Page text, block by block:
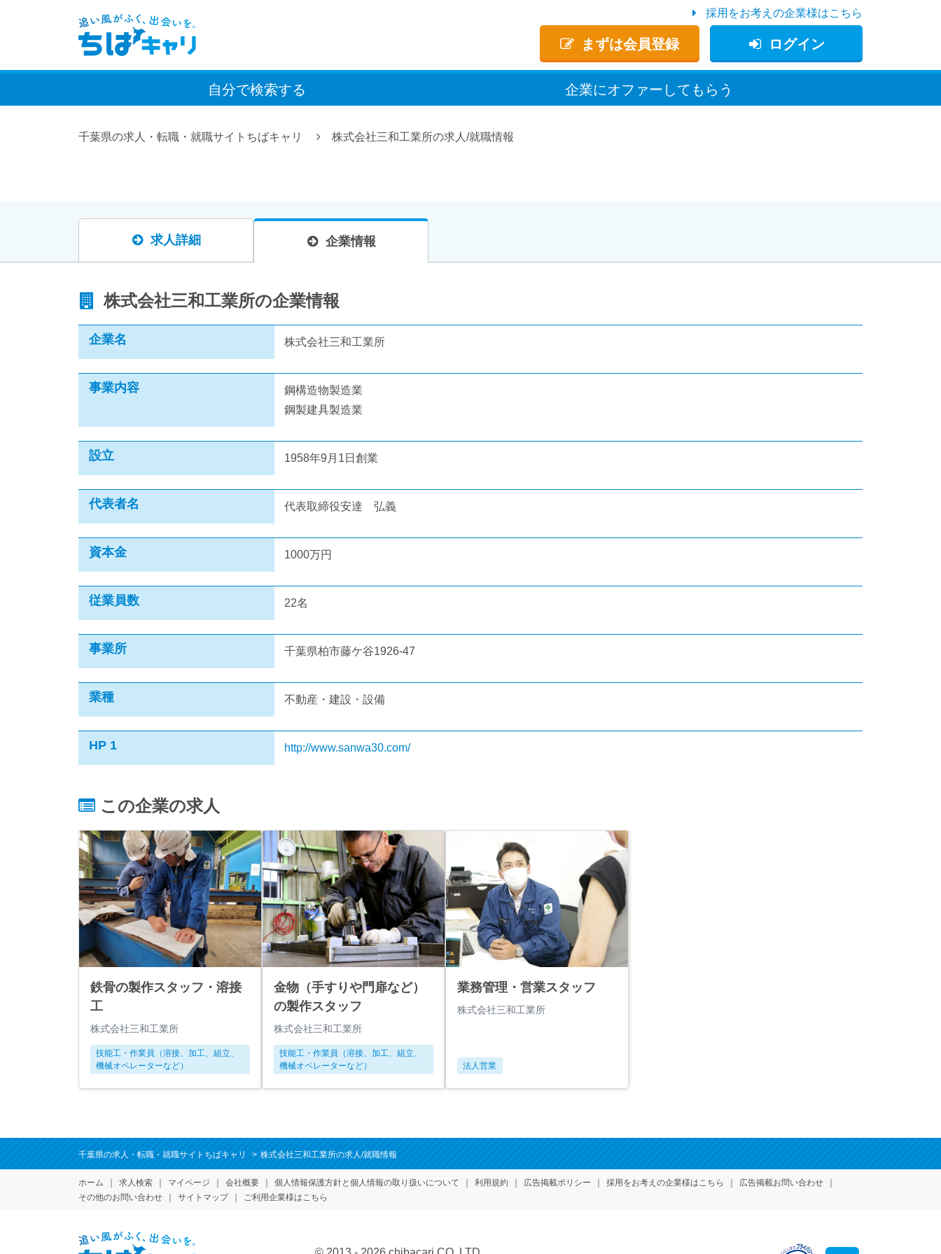
まずは会員登録 ログイン
採用をお考えの企業様はこちら
自分で検索する 企業にオファー してもらう
千葉県の求人・転職・就職サイトちばキャリ 株式会社三和工業所の求人/就職情報
求人詳細 企業情報
株式会社三和工業所の企業情報
企業名 株式会社三和工業所
事業内容
鋼構造物製造業
鋼製建具製造業
設立 1958年9月1日創業
代表者名 代表取締役安達 弘義
資本金 1000万円
従業員数 22名
事業所 千葉県柏市藤ケ谷1926-47
業種 不動産・建設・設備
HP 1 http://www.sanwa30.com/
この企業の求人
鉄骨の製作スタッフ・溶接
工
株式会社三和工業所
技能工・作業員（溶接、加工、組立、
機械オペレーターなど）
金物（手すりや門扉など）
の製作スタッフ
株式会社三和工業所
技能工・作業員（溶接、加工、組立、
機械オペレーターなど）
業務管理・営業スタッフ
株式会社三和工業所
法人営業
千葉県の求人・転職・就職サイトちばキャリ 株式会社三和工業所の求人/就職情報
ホーム 求人検索 マイページ 会社概要 個人情報保護方針と個人情報の取り扱いについて 利用規約 広告掲載ポリシー 採用をお考えの企業様はこちら
広告掲載お問い合わせ
その他のお問い合わせ
サイトマップ ご利用企業様はこちら